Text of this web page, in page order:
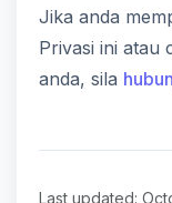
Jika anda
Privasi ini atau
anda, sila
Last updated: